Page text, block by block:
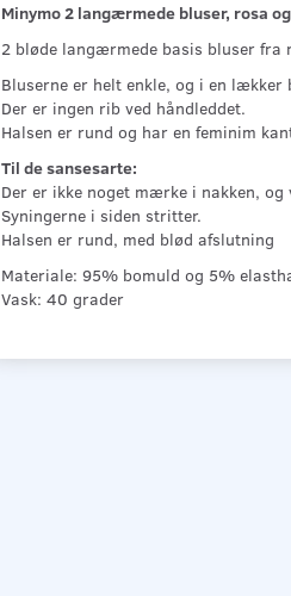
Minymo 2 langærmede bluser, rosa
2 bløde langærmede basis bluser
Bluserne er helt enkle, og i en
Der er ingen rib ved håndleddet.
Halsen er rund og har en feminim
Til de sansesarte:
Der er ikke noget mærke i nakken,
Syningerne i siden stritter.
Halsen er rund, med blød afslutning
Materiale: 95% bomuld og 5%
Vask: 40 grader